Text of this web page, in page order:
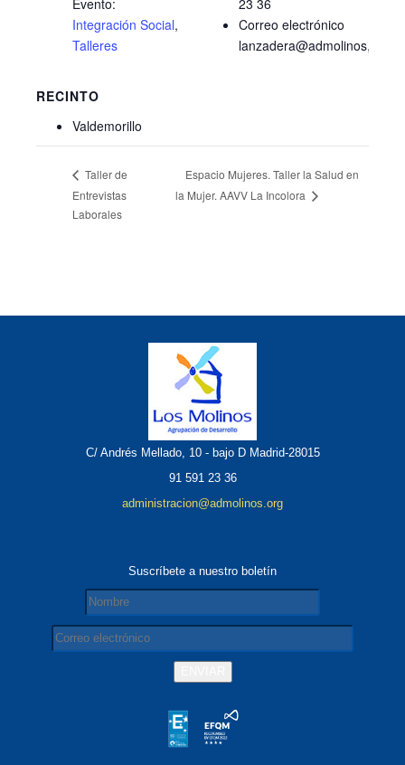
Integración Social,
Talleres
RECINTO
Valdemorillo
Correo electrónico
lanzadera@admolinos,org
Taller de
Entrevistas
Laborales
Espacio Mujeres. Taller la Salud en
la Mujer. AAVV La Incolora
C/ Andrés Mellado, 10 - bajo D Madrid-28015
91 591 23 36
administracion@admolinos.org
Suscríbete a nuestro boletín